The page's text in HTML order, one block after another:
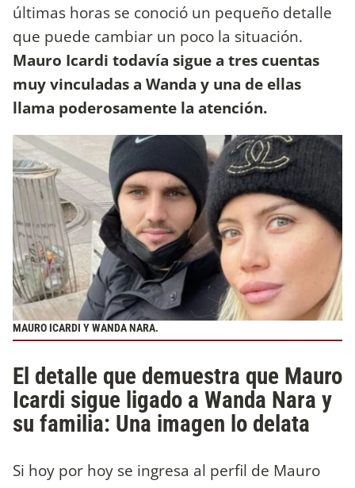
últimas horas se conoció un pequeño detalle
que puede cambiar un poco la situación.
Mauro Icardi todavía sigue a tres cuentas
muy vinculadas a Wanda y una de ellas
llama poderosamente la atención.
MAURO ICARDI Y WANDA NARA.
El detalle que demuestra que Mauro
Icardi sigue ligado a Wanda Nara y
su familia: Una imagen lo delata
Si hoy por hoy se ingresa al perfil de Mauro